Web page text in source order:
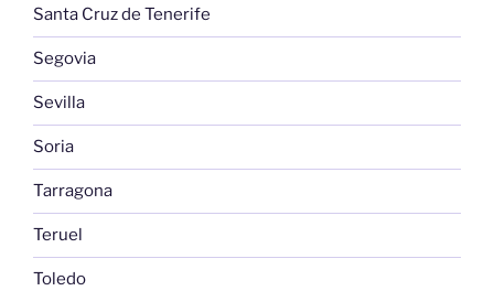
Santa Cruz de Tenerife
Segovia
Sevilla
Soria
Tarragona
Teruel
Toledo